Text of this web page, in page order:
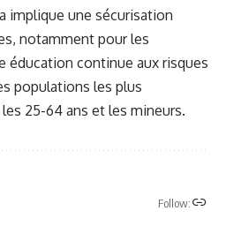
implique une sécurisation
notamment pour les
éducation continue aux risques
populations les plus
25-64 ans et les mineurs.
Follow: